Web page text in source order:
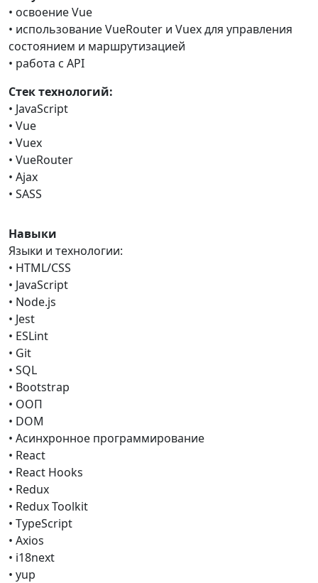
• освоение Vue
• использование VueRouter и Vuex для управления
состоянием и маршрутизацией
• работа с API
Стек технологий:
• JavaScript
• Vue
• Vuex
• VueRouter
• Ajax
• SASS
Навыки
Языки и технологии:
• HTML/CSS
• JavaScript
• Node.js
• Jest
• ESLint
• Git
• SQL
• Bootstrap
• ООП
• DOM
• Асинхронное программирование
• React
• React Hooks
• Redux
• Redux Toolkit
• TypeScript
• Axios
• i18next
• yup